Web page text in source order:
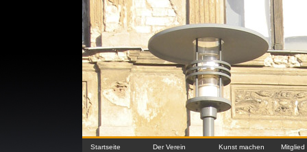
Startseite
Der Verein
Kunst machen
Mitglied